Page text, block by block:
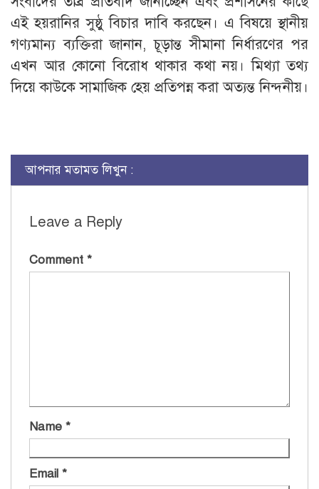
এই হয়রানির সুষ্ঠু বিচার দাবি করছেন। এ বিষয়ে স্থানীয়
গণ্যমান্য ব্যক্তিরা জানান, চূড়ান্ত সীমানা নির্ধারণের পর
এখন আর কোনো বিরোধ থাকার কথা নয়। মিথ্যা তথ্য
দিয়ে কাউকে সামাজিক হেয় প্রতিপন্ন করা অত্যন্ত নিন্দনীয়।
আপনার মতামত লিখুন :
Leave a Reply
Comment *
Name *
Email *